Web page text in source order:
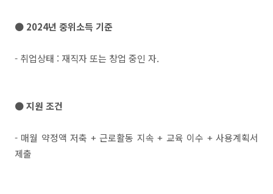
● 2024년 중위소득 기준
- 취업상태 : 재직자 또는 창업 중인 자.
● 지원 조건
- 매월 약정액 저축 + 근로활동 지속 + 교육 이수 + 사용계획서
제출